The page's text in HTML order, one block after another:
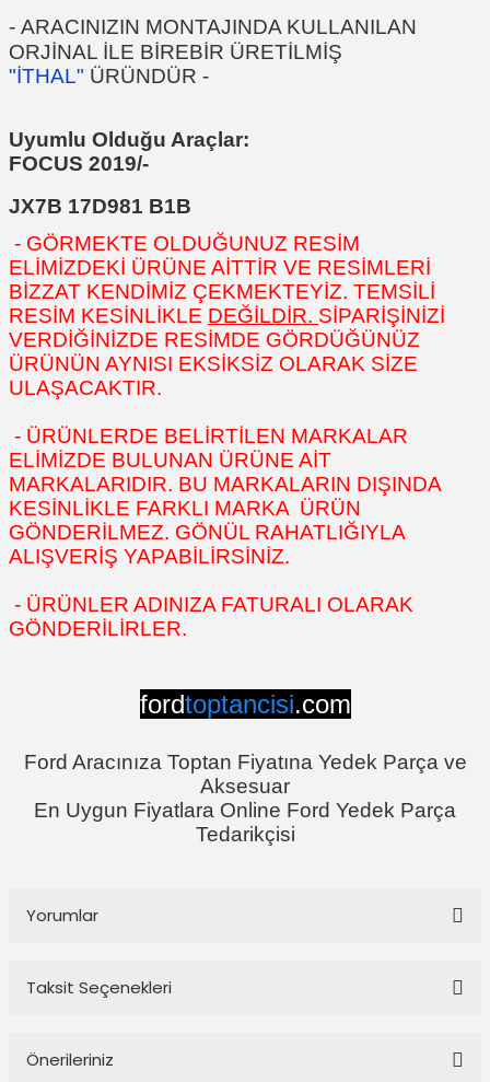
- ARACINIZIN MONTAJINDA KULLANILAN
ORJİNAL İLE BİREBİR ÜRETİLMİŞ
"İTHAL" ÜRÜNDÜR -
Uyumlu Olduğu Araçlar:
FOCUS 2019/-
JX7B 17D981 B1B
- GÖRMEKTE OLDUĞUNUZ RESİM
ELİMİZDEKİ ÜRÜNE AİTTİR VE RESİMLERİ
BİZZAT KENDİMİZ ÇEKMEKTEYİZ. TEMSİLİ
RESİM KESİNLİKLE DEĞİLDİR. SİPARİŞİNİZİ
VERDİĞİNİZDE RESİMDE GÖRDÜĞÜNÜZ
ÜRÜNÜN AYNISI EKSİKSİZ OLARAK SİZE
ULAŞACAKTIR.
- ÜRÜNLERDE BELİRTİLEN MARKALAR
ELİMİZDE BULUNAN ÜRÜNE AİT
MARKALARIDIR. BU MARKALARIN DIŞINDA
KESİNLİKLE FARKLI MARKA ÜRÜN
GÖNDERİLMEZ. GÖNÜL RAHATLIĞIYLA
ALIŞVERİŞ YAPABİLİRSİNİZ.
- ÜRÜNLER ADINIZA FATURALI OLARAK
GÖNDERİLİRLER.
fordtoptancisi.com
Ford Aracınıza Toptan Fiyatına Yedek Parça ve
Aksesuar
En Uygun Fiyatlara Online Ford Yedek Parça
Tedarikçisi
Yorumlar
Taksit Seçenekleri
Önerileriniz